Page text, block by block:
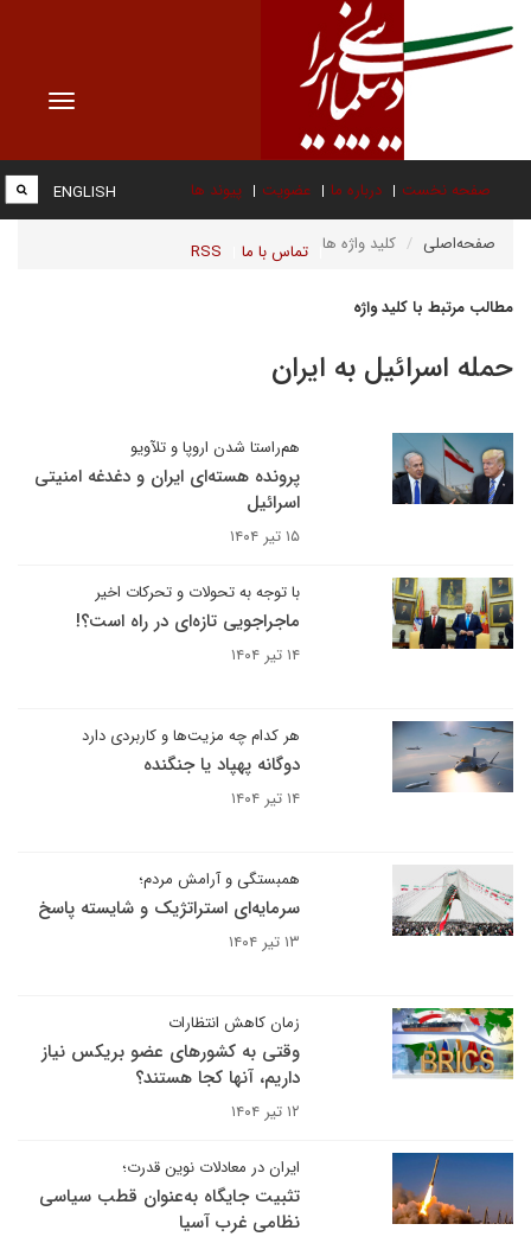
Toggle
صفحه نخست درباره ما عضویت پیوند ها
تماس با ما RSS
ENGLISH
صفحه‌اصلی کلید واژه ها
مطالب مرتبط با کلید واژه
حمله اسرائیل به ایران
هم‌راستا شدن اروپا و تلآویو
پرونده هسته‌ای ایران و دغدغه امنیتی
اسرائیل
۱۵ تیر ۱۴۰۴
با توجه به تحولات و تحرکات اخیر
ماجراجویی تازه‌ای در راه است؟!
۱۴ تیر ۱۴۰۴
هر کدام چه مزیت‌ها و کاربردی دارد
دوگانه پهپاد یا جنگنده
۱۴ تیر ۱۴۰۴
همبستگی و آرامش مردم؛
سرمایه‌ای استراتژیک و شایسته پاسخ
۱۳ تیر ۱۴۰۴
زمان کاهش انتظارات
وقتی به کشورهای عضو بریکس نیاز
داریم، آنها کجا هستند؟
۱۲ تیر ۱۴۰۴
ایران در معادلات نوین قدرت؛
تثبیت جایگاه به‌عنوان قطب سیاسی
نظامی غرب آسیا